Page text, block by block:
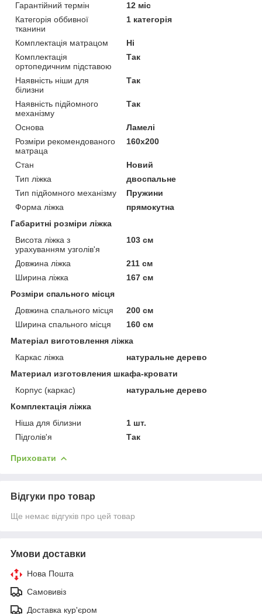
Гарантійний термін
12 міс
Категорія оббивної
тканини
1 категорія
Комплектація матрацом
Ні
Комплектація
ортопедичним підставою
Так
Наявність ніши для
білизни
Так
Наявність підйомного
механізму
Так
Основа
Ламелі
Розміри рекомендованого
матраца
160х200
Стан
Новий
Тип ліжка
двоспальне
Тип підйомного механізму
Пружини
Форма ліжка
прямокутна
Габаритні розміри ліжка
Висота ліжка з
урахуванням узголів'я
103 см
Довжина ліжка
211 см
Ширина ліжка
167 см
Розміри спального місця
Довжина спального місця
200 см
Ширина спального місця
160 см
Матеріал виготовлення ліжка
Каркас ліжка
натуральне дерево
Материал изготовления шкафа-кровати
Корпус (каркас)
натуральне дерево
Комплектація ліжка
Ніша для білизни
1 шт.
Підголів'я
Так
Приховати
Відгуки про товар
Ще немає відгуків про цей товар
Умови доставки
Нова Пошта
Самовивіз
Доставка кур'єром